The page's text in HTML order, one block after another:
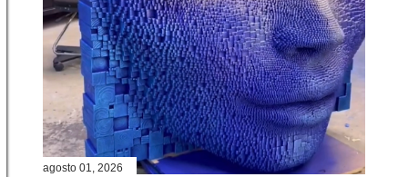
agosto 01, 2026